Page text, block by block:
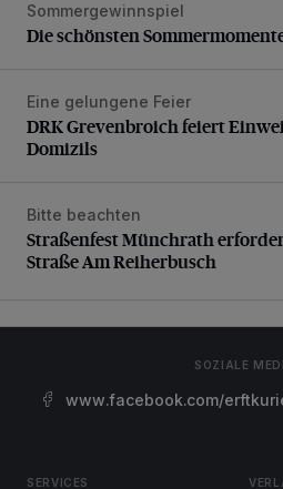
Die schönsten
Sommergewinnspiel
Die schönsten
DRK Grevenbroich feiert
Eine gelungene Feier
DRK Grevenbroich feiert
Domizils
Straßenfest Münchrath
Bitte beachten
Straßenfest Münchrath
Straße Am Reiherbusch
SOZIALE
www.facebook.com/
SERVICES